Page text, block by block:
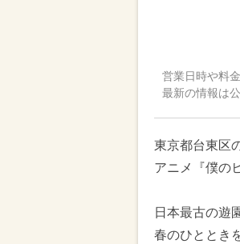
営業日時や料
最新の情報は
東京都台東区
アニメ『僕の
日本最古の遊
春のひととき